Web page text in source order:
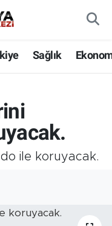
Sağlık
ile koruyacak.